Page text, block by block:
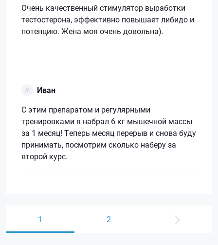
Очень качественный стимулятор выработки
тестостерона, эффективно повышает либидо и
потенцию. Жена моя очень довольна).
Иван
С этим препаратом и регулярными
тренировками я набрал 6 кг мышечной массы
за 1 месяц! Теперь месяц перерыв и снова буду
принимать, посмотрим сколько наберу за
второй курс.
1 2